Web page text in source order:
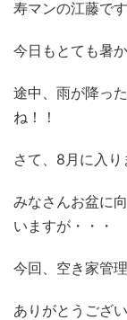
寿マンの江藤です
今日もとても暑
途中、雨が降っ
ね！！
さて、8月に入り
みなさんお盆に
いますが・・・
今回、空き家管
ありがとうござい